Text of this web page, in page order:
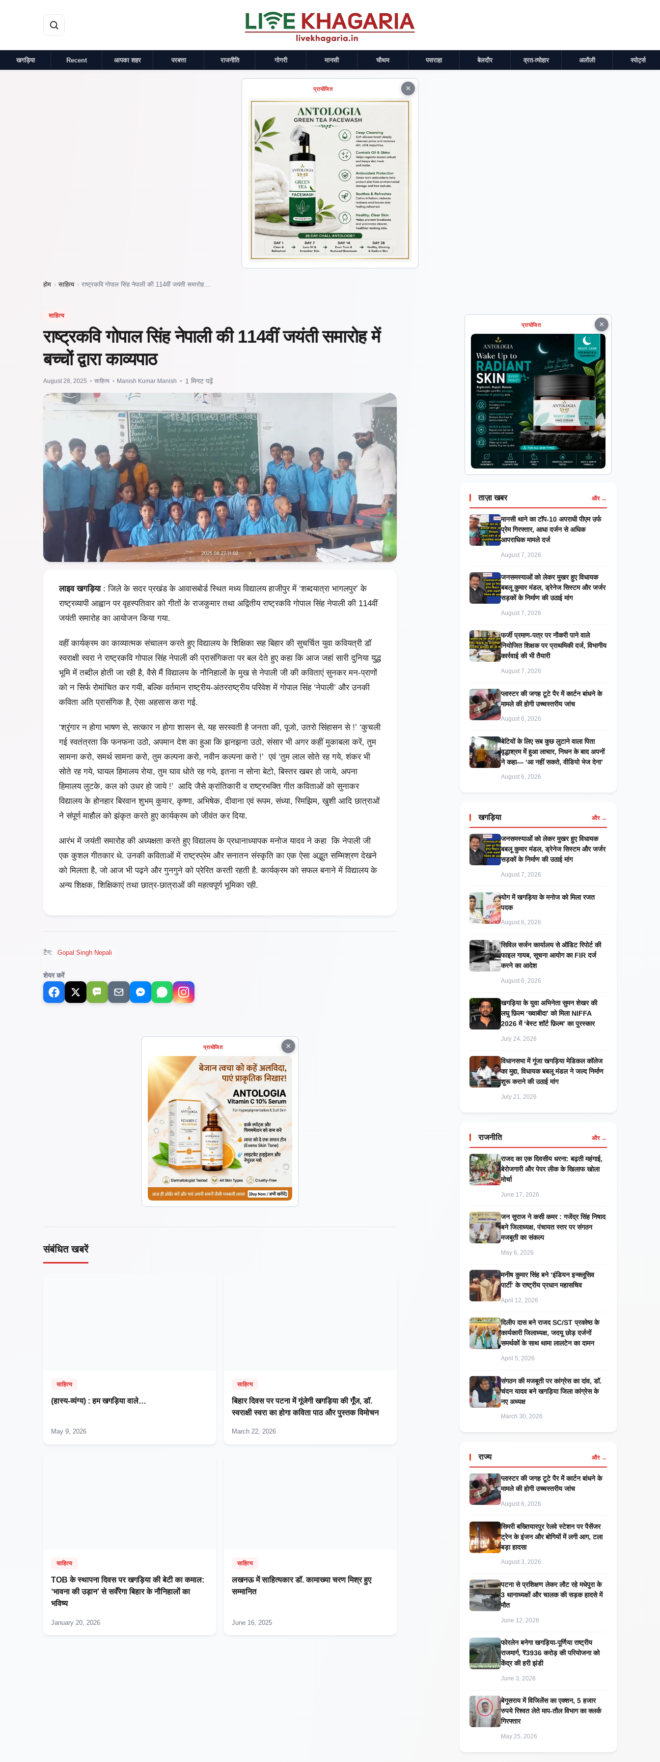
खगड़िया Recent आपका शहर परबत्ता राजनीति गोगरी मानसी चौथम पसराहा बेलदौर व्रत-त्योहार अलौली स्पोर्ट्स
×
प्रायोजित
होम › साहित्य › राष्ट्रकवि गोपाल सिंह नेपाली की 114वीं जयंती समारोह…
साहित्य
राष्ट्रकवि गोपाल सिंह नेपाली की 114वीं जयंती समारोह में
बच्चों द्वारा काव्यपाठ
August 28, 2025 • साहित्य • Manish Kumar Manish • 1 मिनट पढ़ें
लाइव खगड़िया: जिले के सदर प्रखंड के आवासबोर्ड स्थित मध्य विद्यालय हाजीपुर में ‘शब्दयात्रा भागलपुर’ के
राष्ट्रव्यापी आह्वान पर वृहस्पतिवार को गीतों के राजकुमार तथा अद्वितीय राष्ट्रकवि गोपाल सिंह नेपाली की 114वीं‌
जयंती समारोह का आयोजन किया गया.
वहीं कार्यक्रम का काव्यात्मक संचालन करते हुए विद्यालय के शिक्षिका सह बिहार की‌ सुचर्चित युवा कवियत्री डॉ
स्वराक्षी स्वरा ने राष्ट्रकवि गोपाल सिंह नेपाली की प्रासंगिकता पर बल देते हुए कहा कि आज जहां सारी दुनिया युद्ध
भूमि में तब्दील होती जा रही है, वैसे मैं विद्यालय के नौनिहालों के मुख से नेपाली जी की कविताएं सुनकर मन-प्राणों
को न सिर्फ रोमांचित कर गयी, बल्कि वर्तमान राष्ट्रीय-अंतरराष्ट्रीय परिवेश में गोपाल सिंह ‘नेपाली’ और उनकी
कविता अति प्रासंगिक है, ऐसा अहसास करा गई.
‘श्रृंगार न होगा भाषण से, सत्कार न होगा शासन से, यह सरस्वती है जनता की, पूजो, उतरो सिंहासन से !’ ‘कुचली
गई स्वतंत्रता कि फनफना उठो, अपमान देश का हुआ कि झनझना उठो, संसार भी अगर कहीं मुकाबला करें, तुम
सामना करो, समर्थ सामना करो, तुम कल्पना करो, नवीन कल्पना करो !’ एवं ‘तुम लाल सोते रह गये, शंकर भी
सोते रह गये, घायल हिमालय रोया, तुम घाव धोते रह गये, इतना न सोना बेटो, बिस्तर खबर हो जाये, अपना‌
हिमालय लुटके, कल को उधर हो जाये !’ आदि जैसे क्रांतिकारी व राष्ट्रभक्ति गीत कविताओं को सुनाकर
विद्यालय के होनहार बिरवान शुभम् कुमार, कृष्णा, अभिषेक, दीवाना एवं रूपम, संध्या, रिमझिम, खुशी आदि छात्राओं
ने संपूर्ण माहौल को झंकृत करते हुए कार्यक्रम को जीवंत कर दिया.
आरंभ में जयंती समारोह की अध्यक्षता करते हुए विद्यालय के प्रधानाध्यापक मनोज यादव ने कहा कि नेपाली जी
एक कुशल गीतकार थे. उनकी कविताओं में राष्ट्रप्रेम और सनातन संस्कृति का‌‌ एक ऐसा अद्भुत सम्मिश्रण देखने
को मिलता है, जो आज भी पढ़ने और गुनगुने को प्रेरित करती रहती है. कार्यक्रम को सफल बनाने में विद्यालय के
अन्य शिक्षक, शिक्षिकाएं तथा छात्र-छात्राओं की महत्वपूर्ण भूमिका रही.
टैग: Gopal Singh Nepali
शेयर करें
SMS
×
प्रायोजित
संबंधित खबरें
साहित्य
(हास्य-व्यंग्य) : हम खगड़िया वाले…
May 9, 2026
साहित्य
बिहार दिवस पर पटना में गूंजेगी खगड़िया की गूँज, डॉ.
स्वराक्षी स्वरा का होगा कविता पाठ और पुस्तक विमोचन
March 22, 2026
साहित्य
TOB के स्थापना दिवस पर खगड़िया की बेटी का कमाल:
‘भावना की उड़ान’ से सवँरेगा बिहार के नौनिहालों का
भविष्य
January 20, 2026
साहित्य
लखनऊ में साहित्यकार डॉ. कामाख्या चरण मिश्र हुए
सम्मानित
June 16, 2025
×
प्रायोजित
ताज़ा खबर और →
मानसी थाने का टॉप-10 अपराधी पीएम उर्फ
प्रेम गिरफ्तार, आधा दर्जन से अधिक
आपराधिक मामले दर्ज
August 7, 2026
जनसमस्याओं को लेकर मुखर हुए विधायक
बबलू कुमार मंडल, ड्रेनेज सिस्टम और जर्जर
सड़कों के निर्माण की उठाई मांग
August 7, 2026
फर्जी प्रमाण-पत्र पर नौकरी पाने वाले
नियोजित शिक्षक पर प्राथमिकी दर्ज, विभागीय
कार्रवाई की भी तैयारी
August 7, 2026
प्लास्टर की जगह टूटे पैर में कार्टन बांधने के
मामले की होगी उच्चस्तरीय जांच
August 6, 2026
बेटियों के लिए सब कुछ लुटाने वाला पिता
वृद्धाश्रम में हुआ लाचार, निधन के बाद अपनों
ने कहा— ‘आ नहीं सकते, वीडियो भेज देना’
August 6, 2026
खगड़िया और →
जनसमस्याओं को लेकर मुखर हुए विधायक
बबलू कुमार मंडल, ड्रेनेज सिस्टम और जर्जर
सड़कों के निर्माण की उठाई मांग
August 7, 2026
​योग में खगड़िया के मनोज को मिला रजत
पदक
August 6, 2026
सिविल सर्जन कार्यालय से ऑडिट रिपोर्ट की
फाइल गायब, सूचना आयोग का FIR दर्ज
करने का आदेश
August 6, 2026
खगड़िया के युवा अभिनेता सुमन शेखर की
लघु फ़िल्म ‘ख्वाबीदा’ को मिला NIFFA
2026 में ‘बेस्ट शॉर्ट फ़िल्म’ का पुरस्कार
July 24, 2026
विधानसभा में गूंजा खगड़िया मेडिकल कॉलेज
का मुद्दा, विधायक बबलू मंडल ने जल्द निर्माण
शुरू कराने की उठाई मांग
July 21, 2026
राजनीति और →
राजद का एक दिवसीय धरना: बढ़ती महंगाई,
बेरोजगारी और पेपर लीक के खिलाफ खोला
मोर्चा
June 17, 2026
जन सुराज ने कसी कमर : गजेंद्र सिंह निषाद
बने जिलाध्यक्ष, पंचायत स्तर पर संगठन
मजबूती का संकल्प
May 6, 2026
मनीष कुमार सिंह बने ‘इंडियन इन्क्लूसिव
पार्टी’ के राष्ट्रीय प्रधान महासचिव
April 12, 2026
दिलीप दास बने राजद SC/ST प्रकोष्ठ के
कार्यकारी जिलाध्यक्ष, जदयू छोड़ दर्जनों
समर्थकों के साथ थामा लालटेन का दामन
April 5, 2026
संगठन की मजबूती पर कांग्रेस का दांव, डॉ.
चंदन यादव बने खगड़िया जिला कांग्रेस के
नए अध्यक्ष
March 30, 2026
राज्य और →
प्लास्टर की जगह टूटे पैर में कार्टन बांधने के
मामले की होगी उच्चस्तरीय जांच
August 6, 2026
सिमरी बख्तियारपुर रेलवे स्टेशन पर पैसेंजर
ट्रेन के इंजन और बोगियों में लगी आग, टला
बड़ा हादसा
August 3, 2026
पटना से प्रशिक्षण लेकर लौट रहे मधेपुरा के
3 थानाध्यक्षों और चालक की सड़क हादसे में
मौत
June 12, 2026
​फोरलेन बनेगा खगड़िया-पूर्णिया राष्ट्रीय
राजमार्ग, ₹3936 करोड़ की परियोजना को
केंद्र की हरी झंडी
June 3, 2026
बेगूसराय में विजिलेंस का एक्शन, 5 हजार
रुपये रिश्वत लेते माप-तौल विभाग का क्लर्क
गिरफ्तार
May 25, 2026